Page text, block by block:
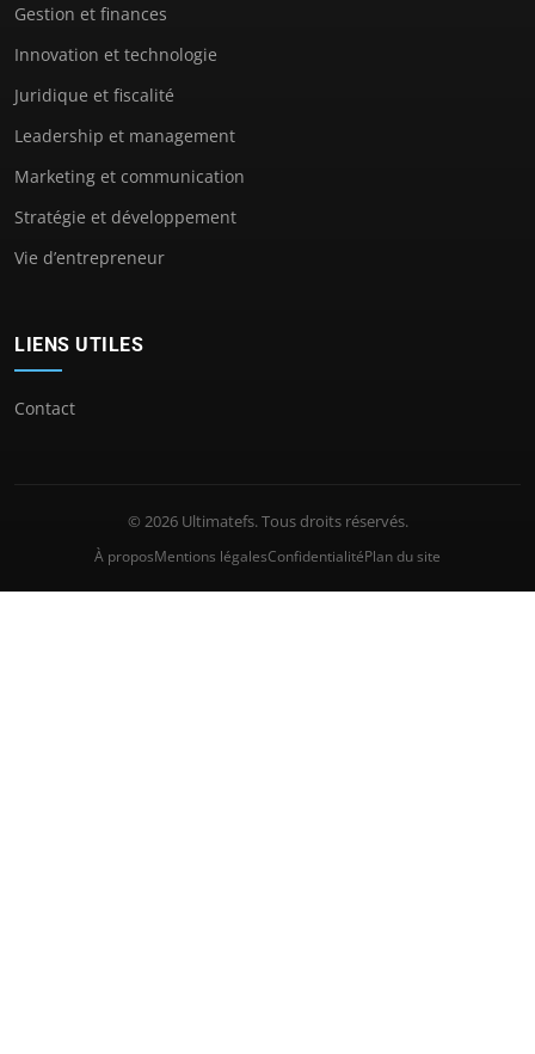
Gestion et finances
Innovation et technologie
Juridique et fiscalité
Leadership et management
Marketing et communication
Stratégie et développement
Vie d’entrepreneur
LIENS UTILES
Contact
© 2026 Ultimatefs. Tous droits réservés.
À proposMentions légalesConfidentialitéPlan du site